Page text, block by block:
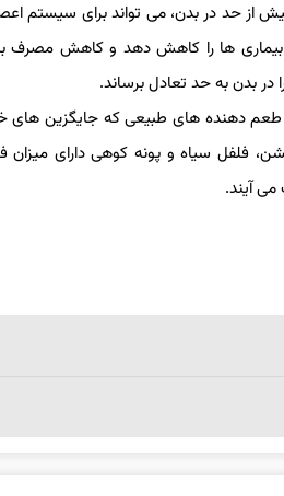
حد در بدن، می تواند برای سیستم
بیماری ها را کاهش دهد و کاهش
بدن به حد تعادل برساند.
طعم دهنده های طبیعی که جایگزین
فلفل سیاه و پونه کوهی دارای میزان
آیند.